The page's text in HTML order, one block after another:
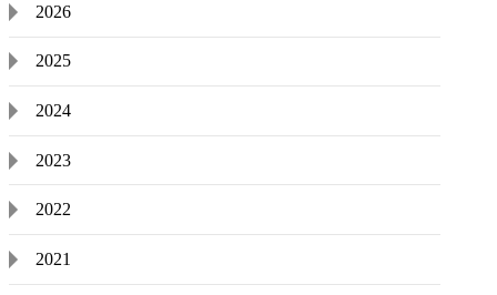
2026
2025
2024
2023
2022
2021